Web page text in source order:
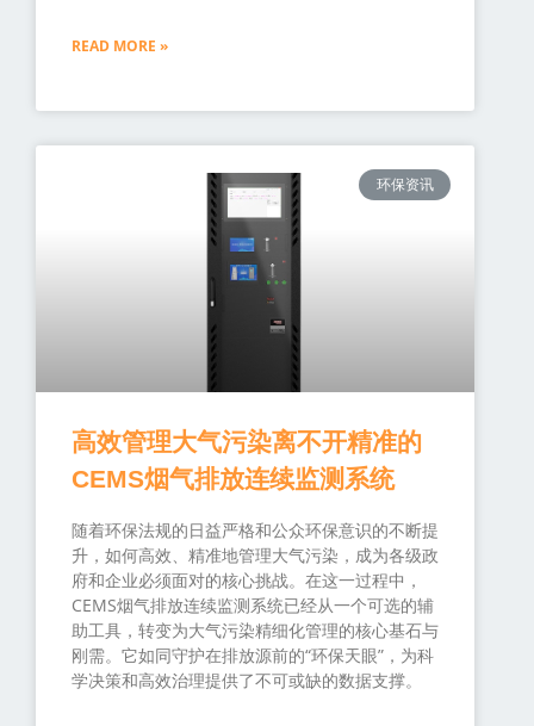
READ MORE »
环保资讯
高效管理大气污染离不开精准的
CEMS烟气排放连续监测系统
随着环保法规的日益严格和公众环保意识的不断提
升，如何高效、精准地管理大气污染，成为各级政
府和企业必须面对的核心挑战。在这一过程中，
CEMS烟气排放连续监测系统已经从一个可选的辅
助工具，转变为大气污染精细化管理的核心基石与
刚需。它如同守护在排放源前的“环保天眼”，为科
学决策和高效治理提供了不可或缺的数据支撑。